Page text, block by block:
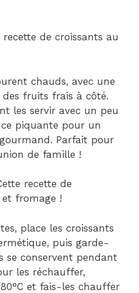
de croissants au
chauds, avec une
fruits frais à côté.
les servir avec un peu
piquante pour un
Parfait pour
de famille !
recette de
fromage !
place les croissants
puis garde-
se conservent pendant
les réchauffer,
et fais-les chauffer